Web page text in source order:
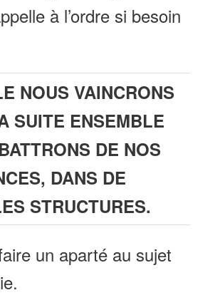
à l’ordre si besoin
NOUS VAINCRONS
SUITE ENSEMBLE
DE NOS
DANS DE
STRUCTURES.
un aparté au sujet